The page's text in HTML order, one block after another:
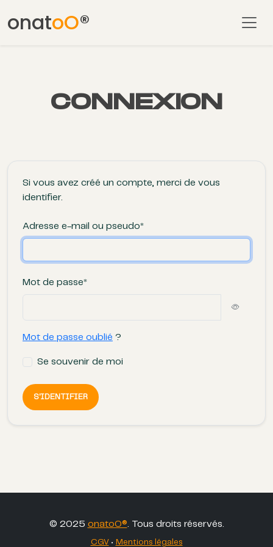
onatoO®
CONNEXION
Si vous avez créé un compte, merci de vous
identifier.
Adresse e-mail ou pseudo*
Mot de passe*
Mot de passe oublié ?
Se souvenir de moi
S'IDENTIFIER
© 2025 onatoO® . Tous droits réservés.
CGV• Mentions légales